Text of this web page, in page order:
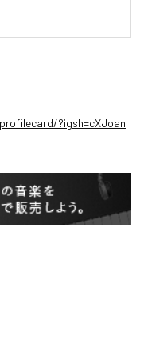
?igsh=cXJoan